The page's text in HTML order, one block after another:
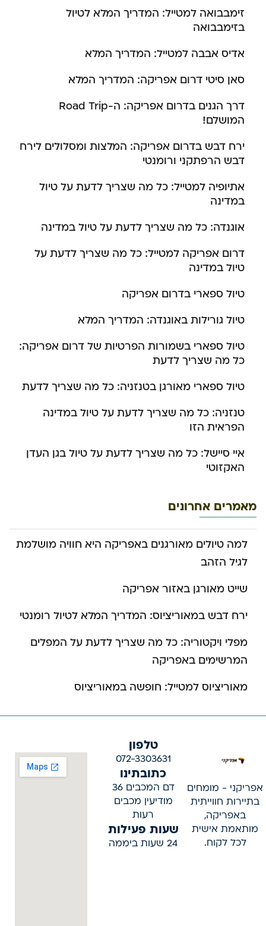
זימבבואה למטייל: המדריך המלא לטיול
בזימבבואה
אדיס אבבה למטייל: המדריך המלא
סאן סיטי דרום אפריקה: המדריך המלא
דרך הגנים בדרום אפריקה: ה-Road Trip
המושלם!
ירח דבש בדרום אפריקה: המלצות ומסלולים לירח
דבש הרפתקני ורומנטי
אתיופיה למטייל: כל מה שצריך לדעת על טיול
במדינה
אוגנדה: כל מה שצריך לדעת על טיול במדינה
דרום אפריקה למטייל: כל מה שצריך לדעת על
טיול במדינה
טיול ספארי בדרום אפריקה
טיול גורילות באוגנדה: המדריך המלא
טיול ספארי בשמורות הפרטיות של דרום אפריקה:
כל מה שצריך לדעת
טיול ספארי מאורגן בטנזניה: כל מה שצריך לדעת
טנזניה: כל מה שצריך לדעת על טיול במדינה
הפראית הזו
איי סיישל: כל מה שצריך לדעת על טיול בגן העדן
האקזוטי
מאמרים אחרונים
למה טיולים מאורגנים באפריקה היא חוויה מושלמת
לגיל הזהב
שייט מאורגן באזור אפריקה
ירח דבש במאוריציוס: המדריך המלא לטיול רומנטי
מפלי ויקטוריה: כל מה שצריך לדעת על המפלים
המרשימים באפריקה
מאוריציוס למטייל: חופשה במאוריציוס
אפריקני - מומחים
בתיירות חווייתית
באפריקה,
מותאמת אישית
לכל לקוח.
טלפון
072-3303631
כתובתינו
דם המכבים 36
מודיעין מכבים
רעות
שעות פעילות
24 שעות ביממה